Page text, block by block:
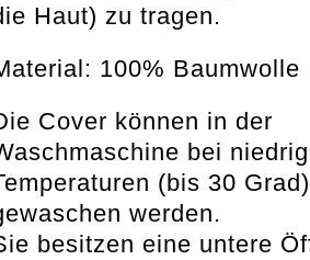
Haut) zu tragen.
100% Baumwolle
Cover können in der
bei
(bis 30 Grad)
werden.
besitzen eine untere